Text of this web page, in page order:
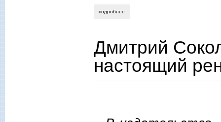
подробнее
Дмитрий
настоящий